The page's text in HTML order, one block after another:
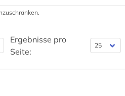
Ergebnisse pro
Seite: